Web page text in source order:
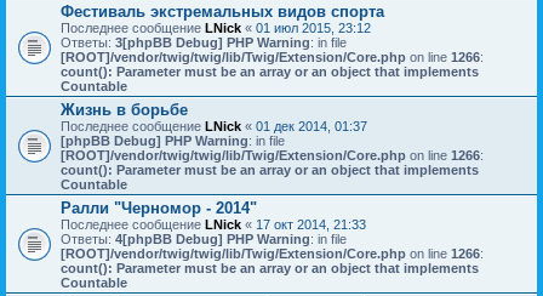
Фестиваль экстремальных видов спорта
Последнее сообщение LNick « 01 июл 2015, 23:12
Ответы: 3[phpBB Debug] PHP Warning: in file
[ROOT]/vendor/twig/twig/lib/Twig/Extension/Core.php on line 1266:
count(): Parameter must be an array or an object that implements
Countable
Жизнь в борьбе
Последнее сообщение LNick « 01 дек 2014, 01:37
[phpBB Debug] PHP Warning: in file
[ROOT]/vendor/twig/twig/lib/Twig/Extension/Core.php on line 1266:
count(): Parameter must be an array or an object that implements
Countable
Ралли "Черномор - 2014"
Последнее сообщение LNick « 17 окт 2014, 21:33
Ответы: 4[phpBB Debug] PHP Warning: in file
[ROOT]/vendor/twig/twig/lib/Twig/Extension/Core.php on line 1266:
count(): Parameter must be an array or an object that implements
Countable